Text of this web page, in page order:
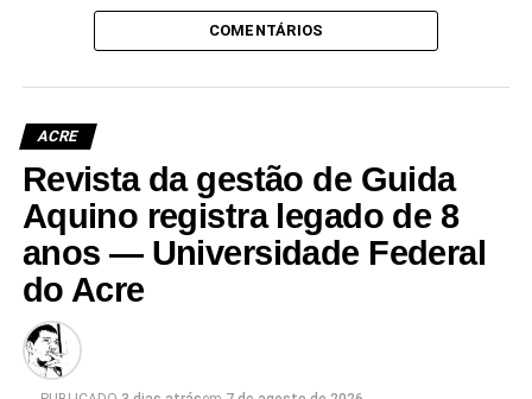
COMENTÁRIOS
ACRE
Revista da gestão de Guida
Aquino registra legado de 8
anos — Universidade Federal
do Acre